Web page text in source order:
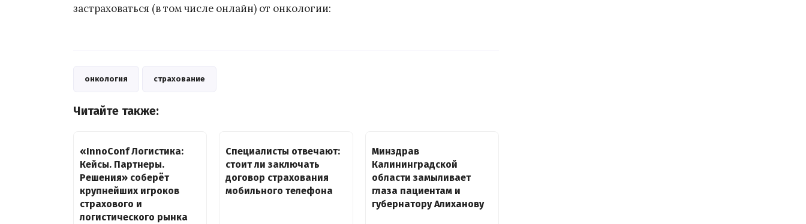
застраховаться (в том числе онлайн) от онкологии:
онкология страхование
Читайте также:
«InnoConf Логистика:
Кейсы. Партнеры.
Решения» соберёт
крупнейших игроков
страхового и
логистического рынка
Специалисты отвечают:
стоит ли заключать
договор страхования
мобильного телефона
Минздрав
Калининградской
области замыливает
глаза пациентам и
губернатору Алиханову